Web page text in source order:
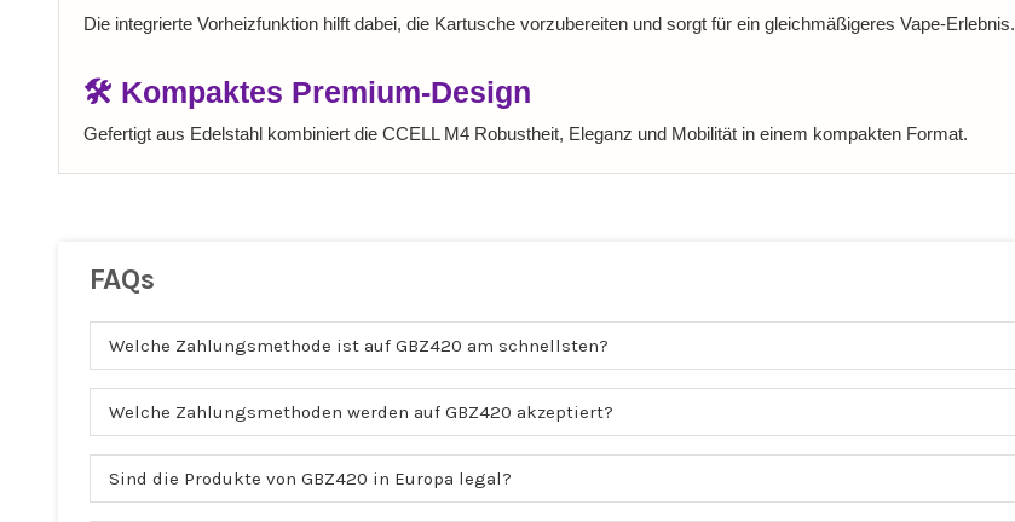
Die integrierte Vorheizfunktion hilft dabei, die Kartusche vorzubereiten und sorgt für ein gleichmäßigeres Vape-Erlebnis.
🛠️ Kompaktes Premium-Design
Gefertigt aus Edelstahl kombiniert die CCELL M4 Robustheit, Eleganz und Mobilität in einem kompakten Format.
FAQs
Welche Zahlungsmethode ist auf GBZ420 am schnellsten?
Welche Zahlungsmethoden werden auf GBZ420 akzeptiert?
Sind die Produkte von GBZ420 in Europa legal?